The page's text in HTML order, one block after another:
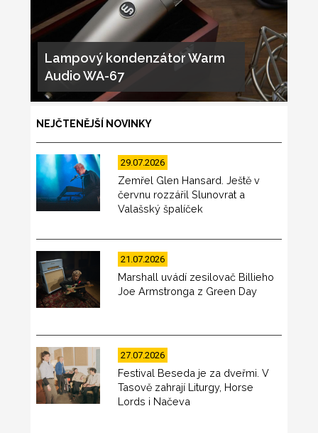
Lampový kondenzátor Warm
Audio WA-67
NEJČTENĚJŠÍ NOVINKY
29.07.2026
Zemřel Glen Hansard. Ještě v
červnu rozzářil Slunovrat a
Valašský špalíček
21.07.2026
Marshall uvádí zesilovač Billieho
Joe Armstronga z Green Day
27.07.2026
Festival Beseda je za dveřmi. V
Tasově zahrají Liturgy, Horse
Lords i Načeva